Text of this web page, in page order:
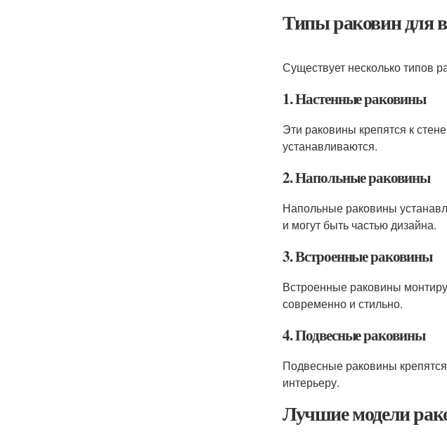
Типы раковин для
Существует несколько типов
1. Настенные раковины
Эти раковины крепятся к
устанавливаются.
2. Напольные раковины
Напольные раковины
и могут быть частью дизайна.
3. Встроенные раковины
Встроенные раковины
современно и стильно.
4. Подвесные раковины
Подвесные раковины
интерьеру.
Лучшие модели